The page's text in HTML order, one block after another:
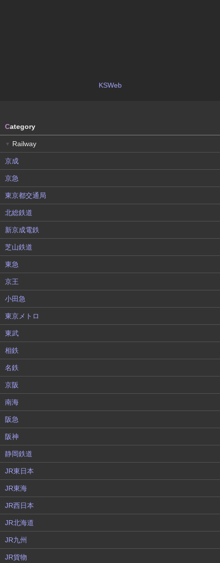
KSWeb
Category
▼ Railway
京成
京急
東京都交通局
北総鉄道
新京成電鉄
芝山鉄道
東急
京王
小田急
東京メトロ
東武
相鉄
名鉄
京阪
南海
阪急
阪神
静岡鉄道
JR東日本
JR東海
JR西日本
JR北海道
JR九州
JR貨物